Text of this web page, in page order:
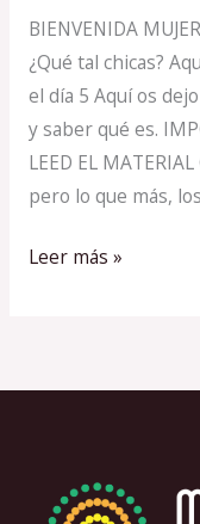
BIENVENIDA
¿Qué tal chicas?
el día 5 Aquí os
y saber qué es.
LEED EL
pero lo que más,
5
FEBRERO
2023
ONLINE
Leer más »